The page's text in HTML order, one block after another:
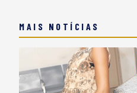
MAIS NOTÍCIAS